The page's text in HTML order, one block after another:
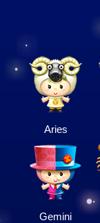
Aries
Gemini